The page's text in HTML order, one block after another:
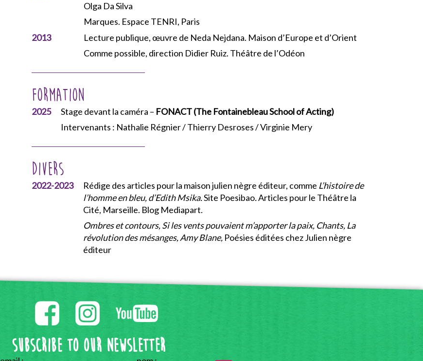
Olga Da Silva
Marques. Espace TENRI, Paris
2013
Lecture publique, œuvre de Neda Nejdana. Maison d’Europe et d’Orient
Comme possible, direction Didier Ruiz. Théâtre de l’Odéon
Formation
2025 Stage devant la caméra – FONACT (The Fontainebleau School of Acting)
Intervenants : Nathalie Régnier / Thierry Desroses / Virginie Mery
Divers
2022-2023 Rédige des articles pour la maison julien nègre éditeur, comme L’histoire de
l’homme en bleu, d’Edith Msika.Site Poesibao.Articles pour le Théâtre la
Cité, Marseille. Blog Mediapart.
Ombres et contours, Si les vents pouvaient m’apporter la paix, Chants, La
révolution des mésanges, Amy Blane, Poésies éditées chez Julien nègre
éditeur
Subscribe to our Newsletter